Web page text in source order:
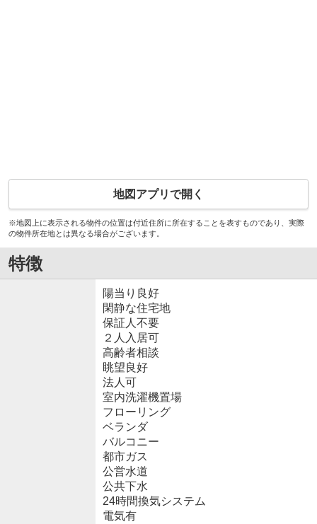
地図アプリで開く
※地図上に表示される物件の位置は付近住所に所在することを表すものであり、実際
の物件所在地とは異なる場合がございます。
特徴
陽当り良好
閑静な住宅地
保証人不要
２人入居可
高齢者相談
眺望良好
法人可
室内洗濯機置場
フローリング
ベランダ
バルコニー
都市ガス
公営水道
公共下水
24時間換気システム
電気有